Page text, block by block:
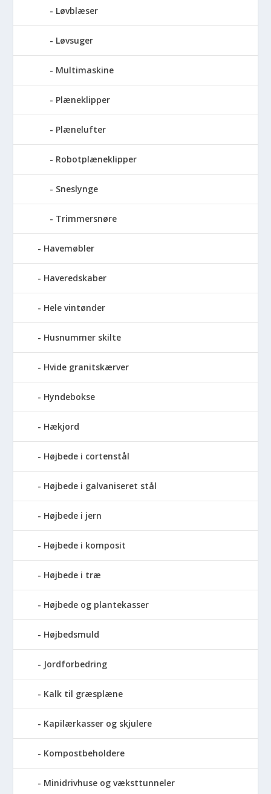
Løvblæser
Løvsuger
Multimaskine
Plæneklipper
Plænelufter
Robotplæneklipper
Sneslynge
Trimmersnøre
Havemøbler
Haveredskaber
Hele vintønder
Husnummer skilte
Hvide granitskærver
Hyndebokse
Hækjord
Højbede i cortenstål
Højbede i galvaniseret stål
Højbede i jern
Højbede i komposit
Højbede i træ
Højbede og plantekasser
Højbedsmuld
Jordforbedring
Kalk til græsplæne
Kapilærkasser og skjulere
Kompostbeholdere
Minidrivhuse og væksttunneler